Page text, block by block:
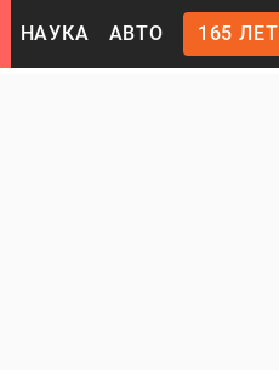
НАУКА АВТО 165 ЛЕТ